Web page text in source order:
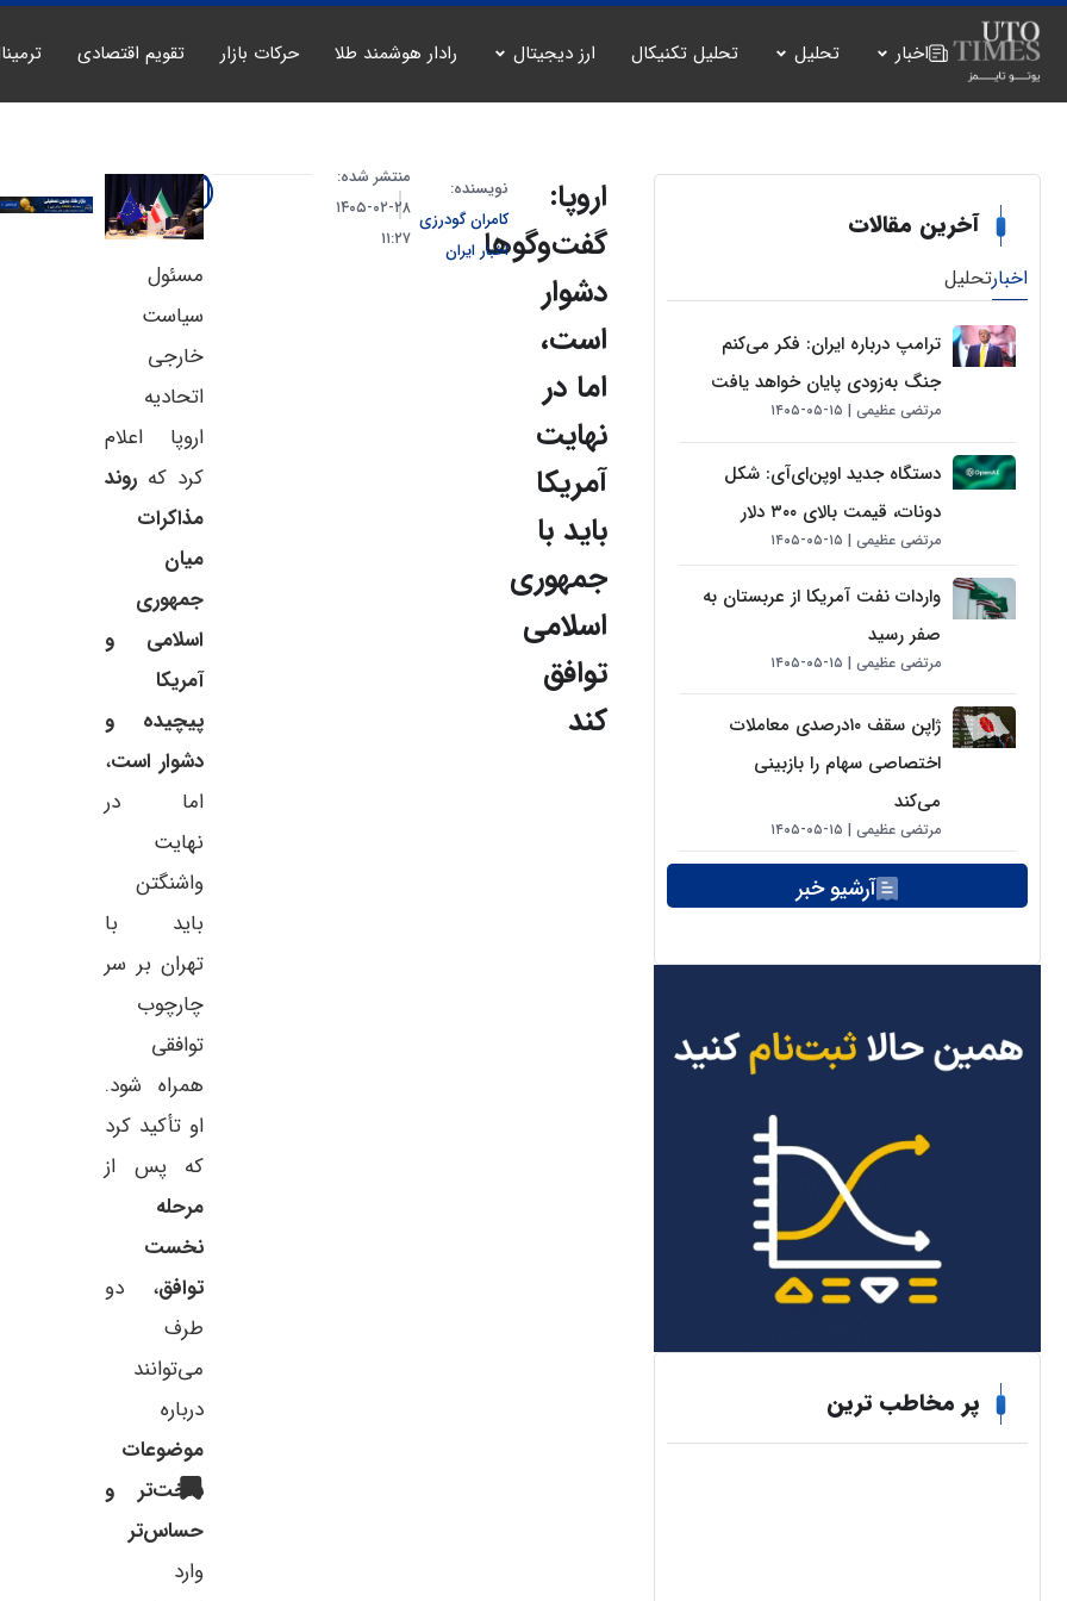
اخبار تحلیل تحلیل تکنیکال ارز دیجیتال رادار هوشمند طلا حرکات بازار تقویم اقتصادی
آخرین مقالات
اخبارتحلیل
ترامپ درباره ایران: فکر می‌کنم
جنگ به‌زودی پایان خواهد یافت
مرتضی عظیمی ۱۵-۰۵-۱۴۰۵
دستگاه جدید اوپن‌ای‌آی: شکل
دونات، قیمت بالای ۳۰۰ دلار
مرتضی عظیمی ۱۵-۰۵-۱۴۰۵
واردات نفت آمریکا از عربستان به
صفر رسید
مرتضی عظیمی ۱۵-۰۵-۱۴۰۵
ژاپن سقف ۱۰درصدی معاملات
اختصاصی سهام را بازبینی
می‌کند
مرتضی عظیمی ۱۵-۰۵-۱۴۰۵
آرشیو خبر
پر مخاطب ترین
اروپا:
گفت‌وگوها
دشوار
است،
اما در
نهایت
آمریکا
باید با
جمهوری
اسلامی
توافق
کند
نویسنده:
کامران گودرزی
اخبار ایران
منتشر شده:
۲۸-۰۲-۱۴۰۵
۱۱:۲۷
مسئول
سیاست
خارجی
اتحادیه
اروپا اعلام
کرد که روند
مذاکرات
میان
جمهوری
اسلامی و
آمریکا
پیچیده و
دشوار است،
اما در
نهایت
واشنگتن
باید با
تهران بر سر
چارچوب
توافقی
همراه شود.
او تأکید کرد
که پس از
مرحله
نخست
توافق، دو
طرف
می‌توانند
درباره
موضوعات
سخت‌تر و
حساس‌تر
وارد